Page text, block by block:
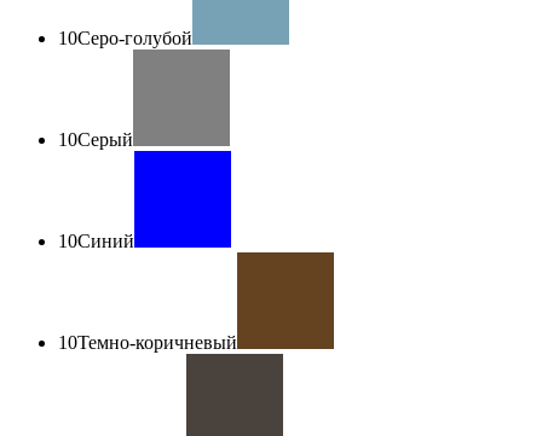
10Серо-голубой
10Серый
10Синий
10Темно-коричневый